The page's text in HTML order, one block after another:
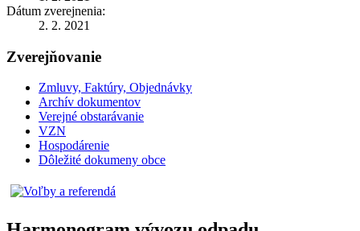
Dátum zverejnenia:
2. 2. 2021
Zverejňovanie
Zmluvy, Faktúry, Objednávky
Archív dokumentov
Verejné obstarávanie
VZN
Hospodárenie
Dôležité dokumeny obce